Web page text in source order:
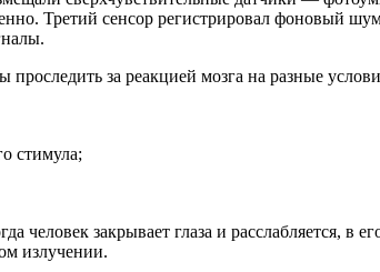
Третий сенсор регистрировал фоновый
проследить за реакцией мозга на разные
стимула;
человек закрывает глаза и расслабляется, в
излучении.